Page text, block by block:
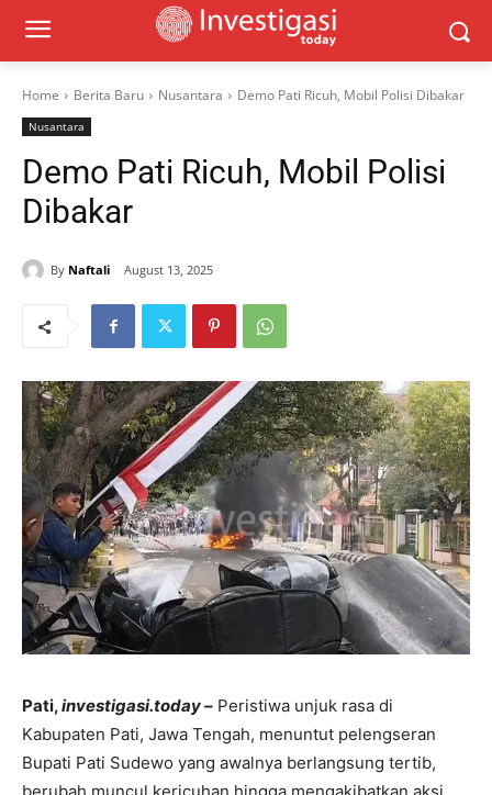
Home Berita Baru Nusantara Demo Pati Ricuh, Mobil Polisi Dibakar
Nusantara
Demo Pati Ricuh, Mobil Polisi
Dibakar
By Naftali August 13, 2025
Pati,investigasi.today – Peristiwa unjuk rasa di
Kabupaten Pati, Jawa Tengah, menuntut pelengseran
Bupati Pati Sudewo yang awalnya berlangsung tertib,
berubah muncul kericuhan hingga mengakibatkan aksi